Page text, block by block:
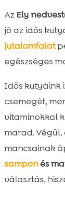
Az Ely
jó az idős
jutalomfalat
egészséges
Idős kutyáink
csemegét,
vitaminokkal
marad.
mancsainak
samponés
választás,